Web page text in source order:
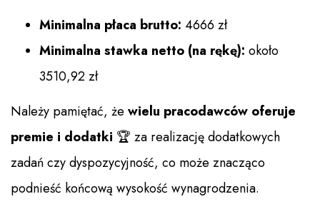
Minimalna płaca brutto: 4666 zł
Minimalna stawka netto (na rękę): około
3510,92 zł
Należy pamiętać, że wielu pracodawców oferuje
premie i dodatki 🏆 za realizację dodatkowych
zadań czy dyspozycyjność, co może znacząco
podnieść końcową wysokość wynagrodzenia.